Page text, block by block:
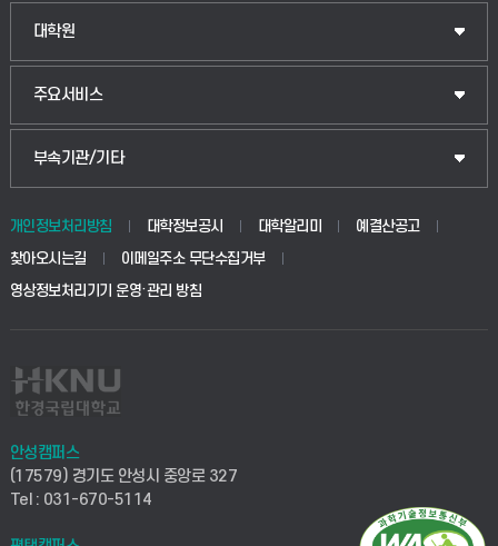
대학원
주요서비스
부속기관/기타
개인정보처리방침 대학정보공시 대학알리미
예결산공고
찾아오시는길
이메일주소 무단수집거부
영상정보처리기기 운영·관리 방침
안성캠퍼스
(17579) 경기도 안성시 중앙로 327
Tel : 031-670-5114